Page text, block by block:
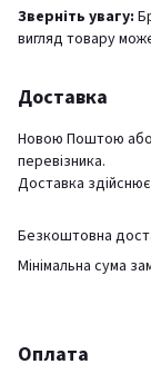
Зверніть увагу:
вигляд товару
Доставка
Новою Поштою або
перевізника.
Доставка
Безкоштовна
Мінімальна сума
Оплата